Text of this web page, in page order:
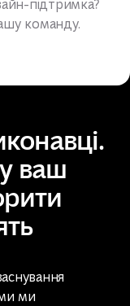
підтримка?
команду.
ваш
ми